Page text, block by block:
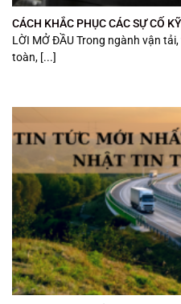
CÁCH KHẮC PHỤC CÁC SỰ CỐ
LỜI MỞ ĐẦU Trong ngành vận
toàn, [...]